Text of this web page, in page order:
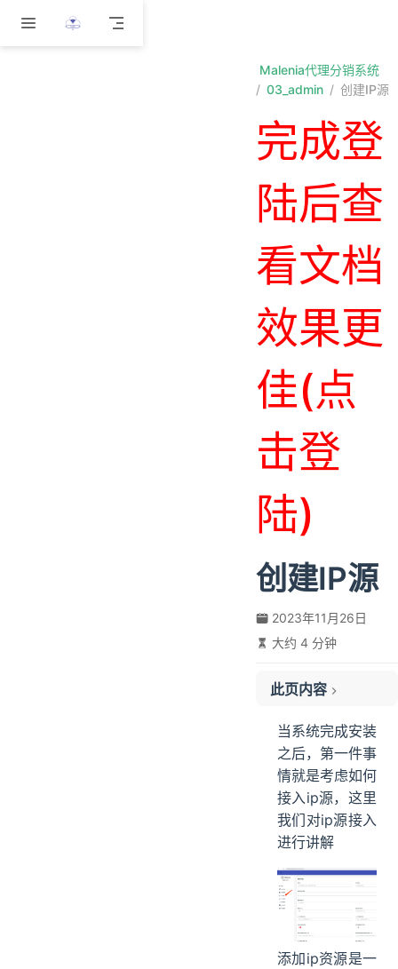
跳至主要內容
Malenia代理分销系统
03_admin
创建IP源
完成登
陆后查
看文档
效果更
佳(点
击登
陆)
创建IP源
2023年11月26日
大约 4 分钟
此页内容
资源描述
资源池大小
资源下载URL
是否需要探测可用性
IP源支持协议
最长存活时间（秒）
当系统完成安装
之后，第一件事
情就是考虑如何
接入ip源，这里
我们对ip源接入
进行讲解
添加ip资源是一